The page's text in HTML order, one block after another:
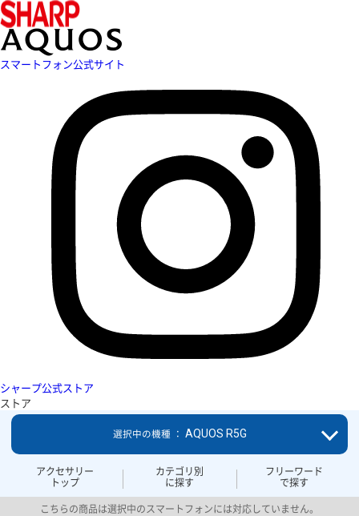
スマートフォン公式サイト
シャープ公式ストア
ストア
アクセサリー
トップ
カテゴリ別
に探す
フリーワード
で探す
選択中の機種 ： AQUOS R5G
こちらの商品は選択中のスマートフォンには対応していません。